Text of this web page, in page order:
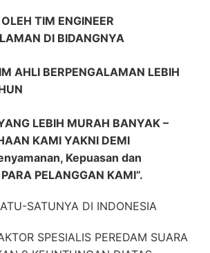
TIM ENGINEER
DI BIDANGNYA
AHLI BERPENGALAMAN LEBIH
LEBIH MURAH BANYAK –
KAMI YAKNI DEMI
Kepuasan dan
PELANGGAN KAMI”.
SATUNYA DI INDONESIA
SPESIALIS PEREDAM SUARA